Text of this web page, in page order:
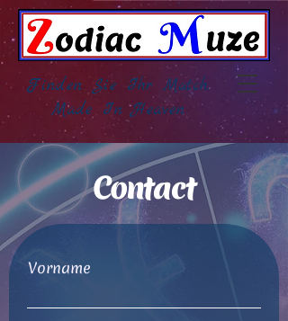
Finden Sie Ihr Match,
Made In Heaven
Contact
Vorname